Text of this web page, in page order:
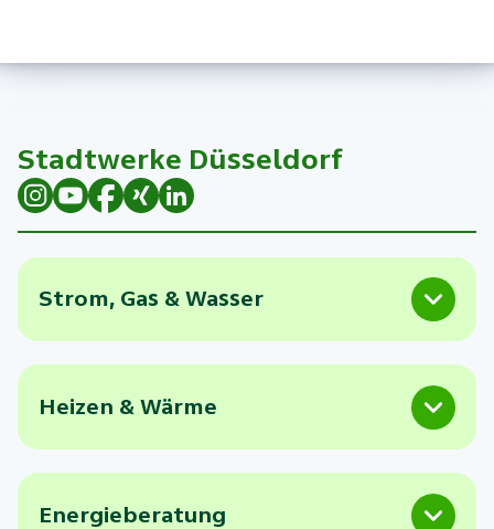
Stadtwerke Düsseldorf
Strom, Gas & Wasser
Heizen & Wärme
Energieberatung